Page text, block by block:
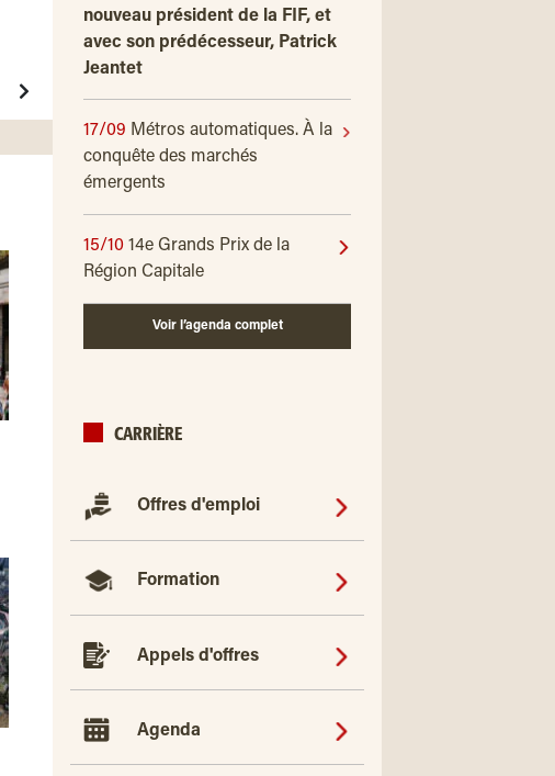
nouveau président de la FIF, et
avec son prédécesseur, Patrick
Jeantet
17/09 Métros automatiques. À la
conquête des marchés
émergents
15/10 14e Grands Prix de la
Région Capitale
Voir l’agenda complet
CARRIÈRE
Offres d'emploi
Formation
Appels d'offres
Agenda